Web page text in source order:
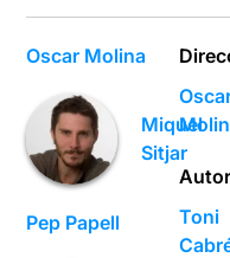
Oscar Molina
Miquel
Sitjar
Pep Papell
Toni